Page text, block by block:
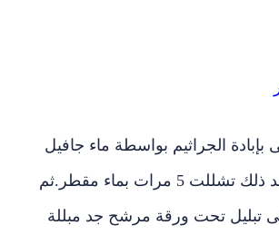
الجراثيم بواسطة ماء جافيل
لمدة 5 دقائق بعد ذلك تشللت 5 مرات بماء مقطر.ثم
تحت ورقة مرشح جد مبللة